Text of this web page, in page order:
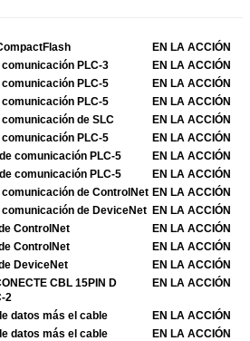
EN LA ACCIÓN
PLC-3
EN LA ACCIÓN
PLC-5
EN LA ACCIÓN
PLC-5
EN LA ACCIÓN
de SLC
EN LA ACCIÓN
PLC-5
EN LA ACCIÓN
comunicación PLC-5
EN LA ACCIÓN
comunicación PLC-5
EN LA ACCIÓN
comunicación de ControlNet EN LA ACCIÓN
comunicación de DeviceNet EN LA ACCIÓN
ControlNet
EN LA ACCIÓN
ControlNet
EN LA ACCIÓN
DeviceNet
EN LA ACCIÓN
CBL 15PIN D
2
EN LA ACCIÓN
datos más el cable
EN LA ACCIÓN
datos más el cable
EN LA ACCIÓN